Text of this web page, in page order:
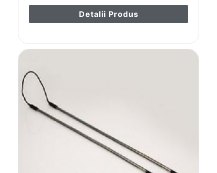
Detalii Produs